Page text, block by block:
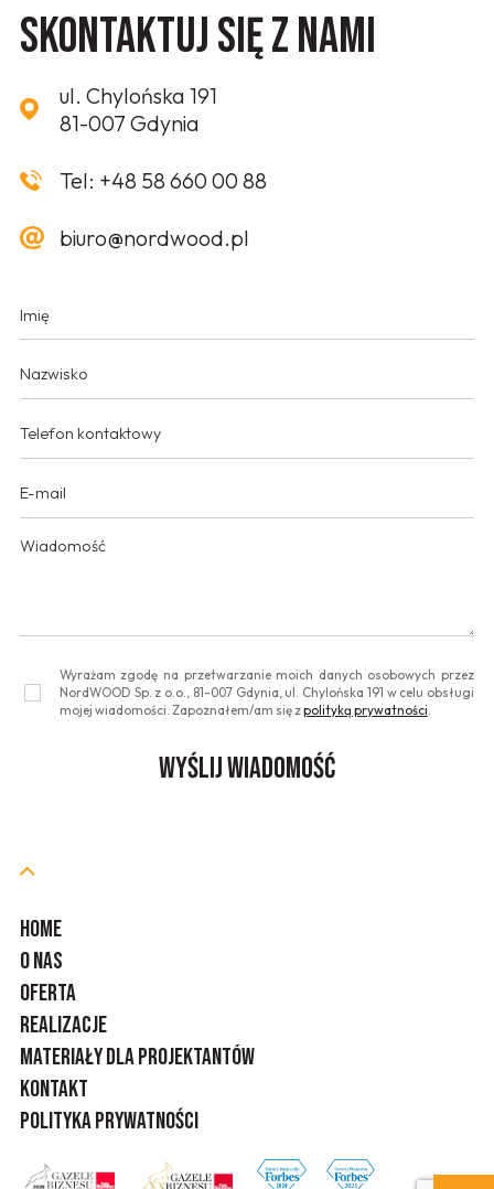
Skontaktuj się z nami
ul. Chylońska 191
81-007 Gdynia
Tel: +48 58 660 00 88
biuro@nordwood.pl
Wyrażam zgodę na przetwarzanie moich danych osobowych przez
NordWOOD Sp. z o.o., 81-007 Gdynia, ul. Chylońska 191 w celu obsługi
mojej wiadomości. Zapoznałem/am się zpolityką prywatności.
HOME
O NAS
OFERTA
REALIZACJE
MATERIAŁY DLA PROJEKTANTÓW
KONTAKT
POLITYKA PRYWATNOŚCI